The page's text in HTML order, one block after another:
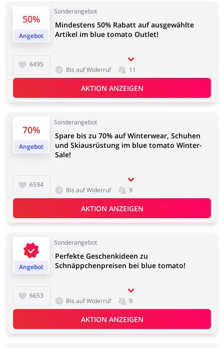
Kfz
Sport & Hobby Schmuck & Uhren
Blumen & Geschenke Reisen
Elektronik
50%
Angebot
Sonderangebot
6495
Mindestens 50% Rabatt auf ausgewählte
Artikel im blue tomato Outlet!
Bis auf Widerruf 11
AKTION ANZEIGEN
70%
Angebot
Sonderangebot
6594
Spare bis zu 70% auf Winterwear, Schuhen
und Skiausrüstung im blue tomato Winter-
Sale!
Bis auf Widerruf 9
AKTION ANZEIGEN
Angebot
Sonderangebot
6653
Perfekte Geschenkideen zu
Schnäppchenpreisen bei blue tomato!
Bis auf Widerruf 9
AKTION ANZEIGEN